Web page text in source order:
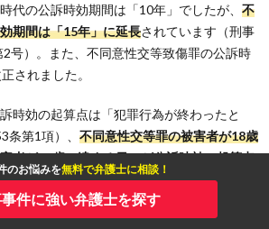
のお悩みを無料で弁護士に相談！
件に強い弁護士を探す
代の公訴時効期間は「10年」でしたが、 不
期間は「15年」に延長されています（刑事
号）。また、不同意性交等致傷罪の公訴時
されました。
時効の起算点は「犯罪行為が終わったと
条第1項）、 不同意性交等罪の被害者が18歳
者が18歳に達する日」が公訴時効の起算点
徴的です。
法改正によって、性犯罪の厳罰化、特に、